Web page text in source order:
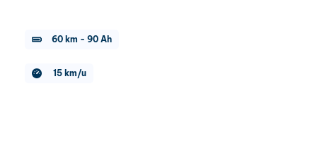
60 km - 90 Ah
15 km/u